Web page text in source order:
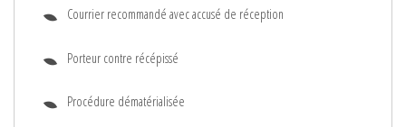
Courrier recommandé avec accusé de réception
Porteur contre récépissé
Procédure dématérialisée